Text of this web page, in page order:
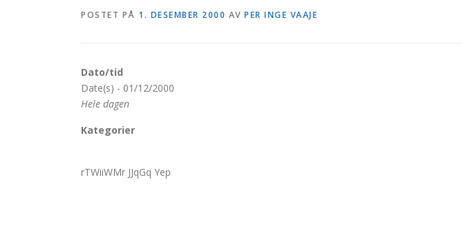
POSTET PÅ 1. DESEMBER 2000 AV PER INGE VAAJE
Dato/tid
Date(s) - 01/12/2000
Hele dagen
Kategorier
rTWiiWMr JJqGq Yep